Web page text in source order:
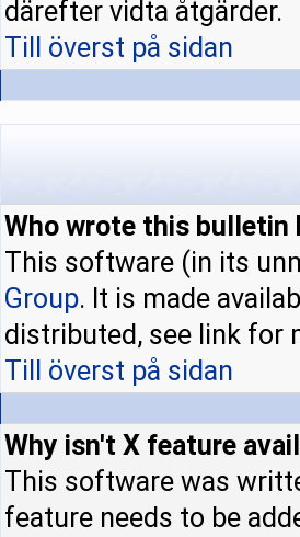
därefter vidta åtgärder.
Till överst på sidan
Who wrote this bulletin
This software (in its
Group. It is made
distributed, see link for
Till överst på sidan
Why isn't X feature
This software was
feature needs to be